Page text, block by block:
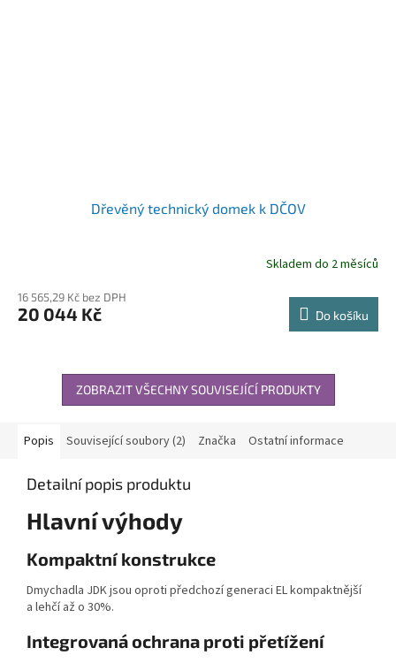
Dřevěný technický domek k DČOV
Skladem do 2 měsíců
16 565,29 Kč bez DPH
20 044 Kč Do košíku
ZOBRAZIT VŠECHNY SOUVISEJÍCÍ PRODUKTY
Popis Související soubory (2) Značka Ostatní informace
Detailní popis produktu
Hlavní výhody
Kompaktní konstrukce
Dmychadla JDK jsou oproti předchozí generaci EL kompaktnější
a lehčí až o 30%.
Integrovaná ochrana proti přetížení